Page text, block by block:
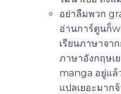
อย่าลืมพวก
อ่านการ์ตูนก็
เรียนภาษาจา
ภาษาอังกฤษเ
manga อยู่แล้
แปลเยอะมากจ้